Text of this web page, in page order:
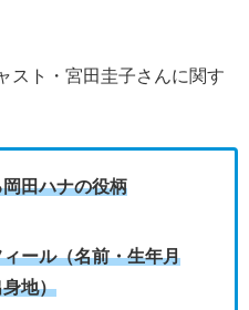
スト・宮田圭子さんに関す
田ハナの役柄
ール（名前・生年月
地）